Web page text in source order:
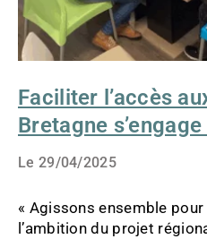
Faciliter l’accès
Bretagne s’engage
Le 29/04/2025
« Agissons ensemble
l’ambition du projet